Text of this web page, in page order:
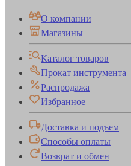
О компании
Магазины
Каталог товаров
Прокат инструмента
Распродажа
Избранное
Доставка и подъем
Способы оплаты
Возврат и обмен